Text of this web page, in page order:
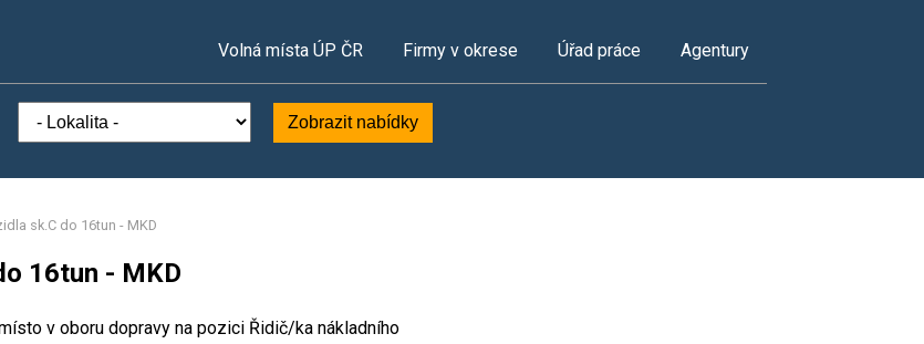
Volná místa ÚP ČR Firmy v okrese Úřad práce Agentury
Zobrazit nabídky
sk.C do 16tun - MKD
16tun - MKD
v oboru dopravy na pozici Řidič/ka nákladního